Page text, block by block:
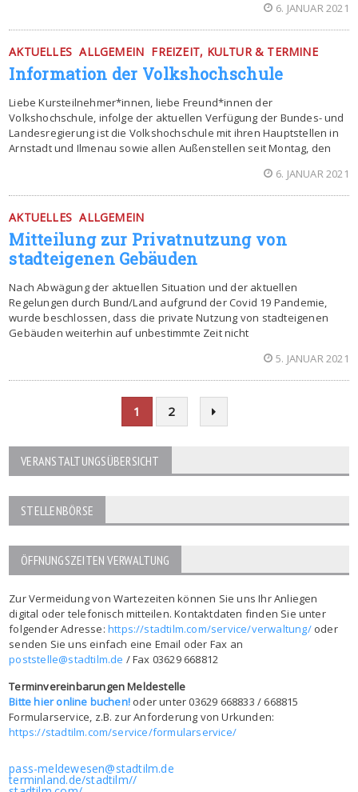
6. JANUAR 2021
AKTUELLES ALLGEMEIN FREIZEIT, KULTUR & TERMINE
Information der Volkshochschule
Liebe Kursteilnehmer*innen, liebe Freund*innen der
Volkshochschule, infolge der aktuellen Verfügung der Bundes- und
Landesregierung ist die Volkshochschule mit ihren Hauptstellen in
Arnstadt und Ilmenau sowie allen Außenstellen seit Montag, den
6. JANUAR 2021
AKTUELLES ALLGEMEIN
Mitteilung zur Privatnutzung von
stadteigenen Gebäuden
Nach Abwägung der aktuellen Situation und der aktuellen
Regelungen durch Bund/Land aufgrund der Covid 19 Pandemie,
wurde beschlossen, dass die private Nutzung von stadteigenen
Gebäuden weiterhin auf unbestimmte Zeit nicht
5. JANUAR 2021
1 2
VERANSTALTUNGSÜBERSICHT
STELLENBÖRSE
ÖFFNUNGSZEITEN VERWALTUNG
Zur Vermeidung von Wartezeiten können Sie uns Ihr Anliegen
digital oder telefonisch mitteilen. Kontaktdaten finden Sie unter
folgender Adresse: https://stadtilm.com/service/verwaltung/oder
senden Sie uns einfach eine Email oder Fax an
poststelle@stadtilm.de / Fax 03629 668812
Terminvereinbarungen Meldestelle
Bitte hier online buchen! oder unter 03629 668833 / 668815
Formularservice, z.B. zur Anforderung von Urkunden:
https://stadtilm.com/service/formularservice/
pass-meldewesen@stadtilm.de
terminland.de/stadtilm//